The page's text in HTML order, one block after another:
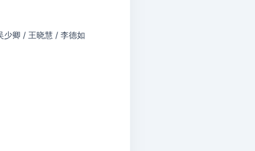
少卿 / 王晓慧 / 李德如